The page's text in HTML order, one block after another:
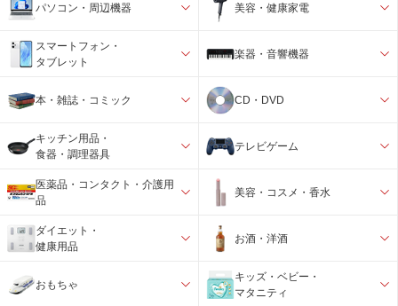
パソコン・周辺機器 美容・健康家電
スマートフォン・
タブレット
楽器・音響機器
本・雑誌・コミック CD・DVD
キッチン用品・
食器・調理器具
テレビゲーム
医薬品・コンタクト・介護用
品
美容・コスメ・香水
ダイエット・
健康用品
お酒・洋酒
おもちゃ
キッズ・ベビー・
マタニティ